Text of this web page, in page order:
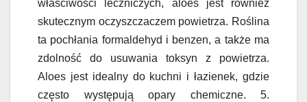
właściwości leczniczych, aloes jest również
skutecznym oczyszczaczem powietrza. Roślina
ta pochłania formaldehyd i benzen, a także ma
zdolność do usuwania toksyn z powietrza.
Aloes jest idealny do kuchni i łazienek, gdzie
często występują opary chemiczne. 5.